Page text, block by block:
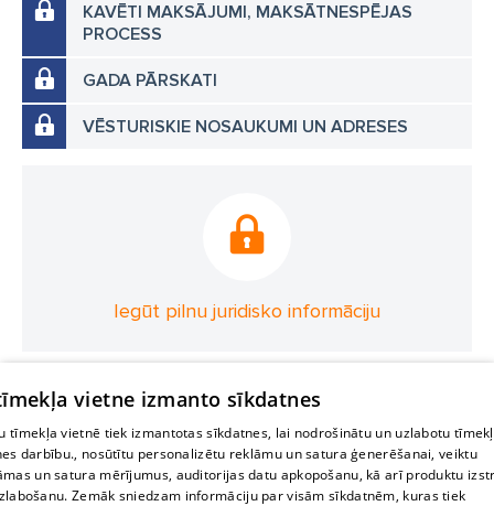
KAVĒTI MAKSĀJUMI, MAKSĀTNESPĒJAS
PROCESS
GADA PĀRSKATI
VĒSTURISKIE NOSAUKUMI UN ADRESES
Iegūt pilnu juridisko informāciju
vietne izmanto sīkdatnes
tīmekļa vietnē tiek izmantotas sīkdatnes, lai nodrošinātu un uzlabotu
darbību., nosūtītu personalizētu reklāmu un satura ģenerēšanai, veiktu
un satura mērījumus, auditorijas datu apkopošanu, kā arī produktu
Zemāk sniedzam informāciju par visām sīkdatnēm, kuras tiek